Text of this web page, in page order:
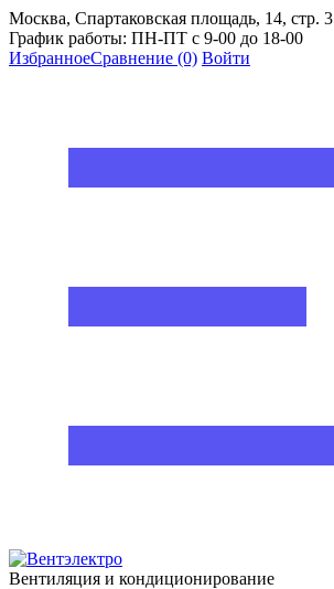
Москва, Спартаковская площадь, 14, стр. 3
График работы: ПН-ПТ с 9-00 до 18-00
ИзбранноеСравнение (0) Войти
Вентиляция и кондиционирование